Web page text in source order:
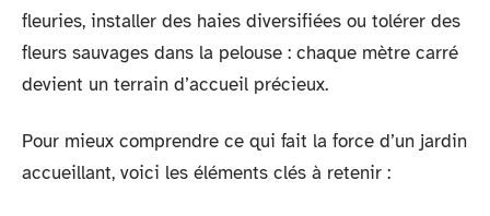
fleuries, installer des haies diversifiées ou tolérer des
fleurs sauvages dans la pelouse : chaque mètre carré
devient un terrain d’accueil précieux.
Pour mieux comprendre ce qui fait la force d’un jardin
accueillant, voici les éléments clés à retenir :